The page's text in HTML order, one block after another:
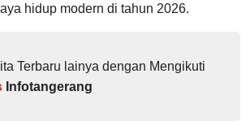
hidup modern di tahun 2026.
Terbaru lainya dengan Mengikuti
Infotangerang